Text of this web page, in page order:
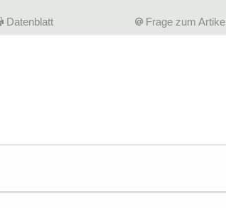
Datenblatt Frage zum Artikel